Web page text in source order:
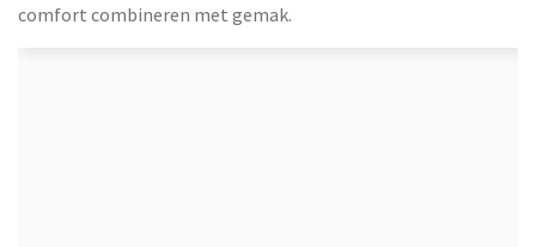
comfort combineren met gemak.